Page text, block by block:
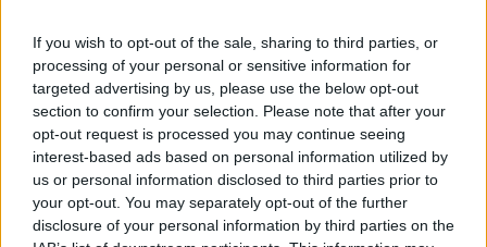
If you wish to opt-out of the sale, sharing to third parties, or
processing of your personal or sensitive information for
targeted advertising by us, please use the below opt-out
section to confirm your selection. Please note that after your
opt-out request is processed you may continue seeing
interest-based ads based on personal information utilized by
us or personal information disclosed to third parties prior to
your opt-out. You may separately opt-out of the further
disclosure of your personal information by third parties on the